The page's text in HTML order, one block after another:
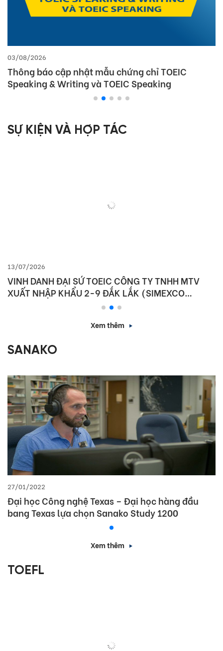
03/08/2026
Thông báo cập nhật mẫu chứng chỉ TOEIC
Speaking & Writing và TOEIC Speaking
SỰ KIỆN VÀ HỢP TÁC
13/07/2026
VINH DANH ĐẠI SỨ TOEIC CÔNG TY TNHH MTV
XUẤT NHẬP KHẨU 2-9 ĐẮK LẮK (SIMEXCO
Xem thêm
SANAKO
27/01/2022
Đại học Công nghệ Texas – Đại học hàng đầu
bang Texas lựa chọn Sanako Study 1200
Xem thêm
TOEFL